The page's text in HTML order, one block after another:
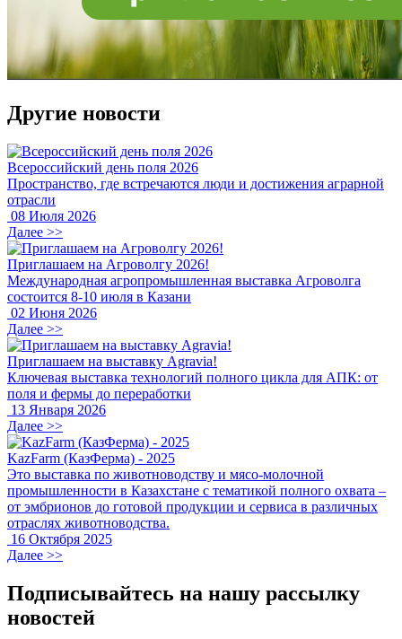
Другие новости
Всероссийский день поля 2026
Пространство, где встречаются люди и достижения аграрной
отрасли
08 Июля 2026
Далее >>
Приглашаем на Агроволгу 2026!
Международная агропромышленная выставка Агроволга
состоится 8-10 июля в Казани
02 Июня 2026
Далее >>
Приглашаем на выставку Agravia!
Ключевая выставка технологий полного цикла для АПК: от
поля и фермы до переработки
13 Января 2026
Далее >>
KazFarm (КазФерма) - 2025
Это выставка по животноводству и мясо-молочной
промышленности в Казахстане с тематикой полного охвата –
от эмбрионов до готовой продукции и сервиса в различных
отраслях животноводства.
16 Октября 2025
Далее >>
Подписывайтесь на нашу рассылку
новостей